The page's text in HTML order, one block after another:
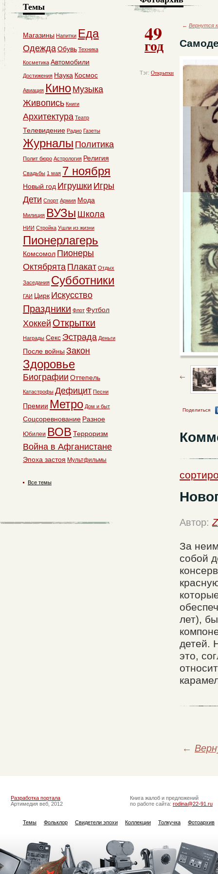
49
год
Тэг: Открытки
← Вернутся
Поделиться
Автор:
За
собой
лет),
детей.
это,
←
Темы
Магазины Напитки Еда
ОдеждаОбувь Техника
Косметика Автомобили
Достижения Наука Космос
Авиация Кино Музыка
Живопись Книги
Архитектура Театр
Телевидение Радио Газеты
Журналы Политика
Полит бюро Астрология Религия
Свадьбы 1 мая 7 ноября
Новый год Игрушки Игры
Дети Спорт Армия Мода
Милиция ВУЗы Школа
НИИ Стройка Ушли из жизни
Пионерлагерь
Комсомол Пионеры
Октябрята Плакат Отдых
Заседания Субботники
ГАИ Цирк Искусство
Праздники Флот Футбол
Хоккей Открытки
Награды Секс Эстрада Деньги
После войны Закон
Здоровье
Биографии Оттепель
Катастрофы Дефицит Песни
Премии Метро Дом и быт
Соцсоревнование Разное
Юбилеи ВОВ Терроризм
Война в Афганистане
Эпоха застоя Мультфильмы
Все темы
Разработка портала
Артимедия веб, 2012
Книга жалоб и предложений
по работе сайта: rodina@22-91.ru
Темы Фольклор Свидетели эпохи Коллекции Толкучка Фотоархив